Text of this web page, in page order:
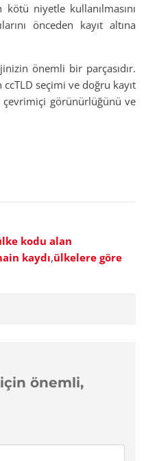
kötü niyetle kullanılmasını
önceden kayıt altına
önemli bir parçasıdır.
ccTLD seçimi ve doğru kayıt
çevrimiçi görünürlüğünü ve
kodu alan
kaydı,ülkelere göre
önemli,